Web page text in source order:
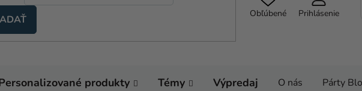
Obľúbené Prihlásenie
produkty Témy Výpredaj O nás Párty